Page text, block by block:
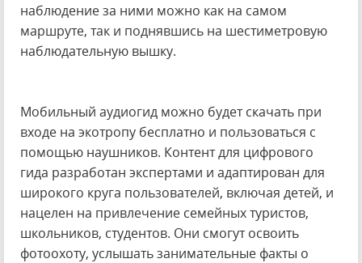
наблюдение за ними можно как на самом
маршруте, так и поднявшись на шестиметровую
наблюдательную вышку.
Мобильный аудиогид можно будет скачать при
входе на экотропу бесплатно и пользоваться с
помощью наушников. Контент для цифрового
гида разработан экспертами и адаптирован для
широкого круга пользователей, включая детей, и
нацелен на привлечение семейных туристов,
школьников, студентов. Они смогут освоить
фотоохоту, услышать занимательные факты о